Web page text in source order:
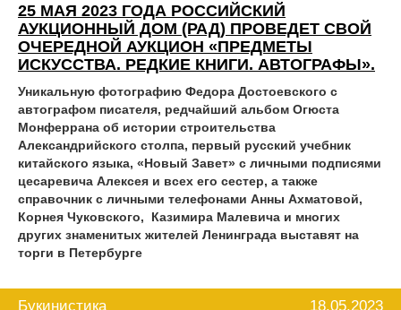
25 МАЯ 2023 ГОДА РОССИЙСКИЙ
АУКЦИОННЫЙ ДОМ (РАД) ПРОВЕДЕТ СВОЙ
ОЧЕРЕДНОЙ АУКЦИОН «ПРЕДМЕТЫ
ИСКУССТВА. РЕДКИЕ КНИГИ. АВТОГРАФЫ».
Уникальную фотографию Федора Достоевского с
автографом писателя, редчайший альбом Огюста
Монферрана об истории строительства
Александрийского столпа, первый русский учебник
китайского языка, «Новый Завет» с личными подписями
цесаревича Алексея и всех его сестер, а также
справочник с личными телефонами Анны Ахматовой,
Корнея Чуковского, Казимира Малевича и многих
других знаменитых жителей Ленинграда выставят на
торги в Петербурге
18.05.2023
Букинистика